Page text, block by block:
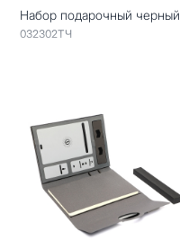
Набор подарочный черный
032302ТЧ